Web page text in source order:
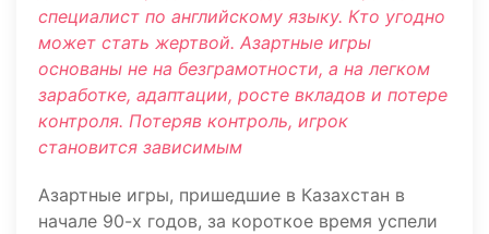
специалист по английскому языку. Кто угодно
может стать жертвой. Азартные игры
основаны не на безграмотности, а на легком
заработке, адаптации, росте вкладов и потере
контроля. Потеряв контроль, игрок
становится зависимым
Азартные игры, пришедшие в Казахстан в
начале 90-х годов, за короткое время успели